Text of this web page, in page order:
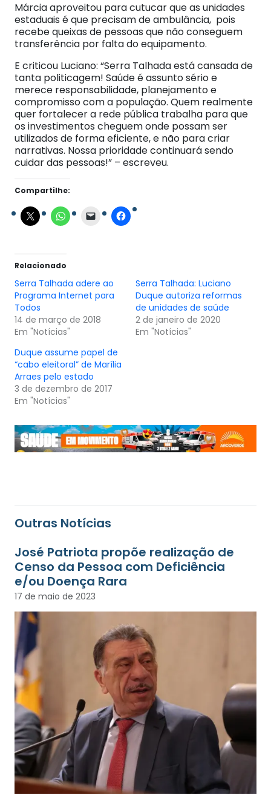
Márcia aproveitou para cutucar que as unidades
estaduais é que precisam de ambulância, pois
recebe queixas de pessoas que não conseguem
transferência por falta do equipamento.
E criticou Luciano: “Serra Talhada está cansada de
tanta politicagem! Saúde é assunto sério e
merece responsabilidade, planejamento e
compromisso com a população. Quem realmente
quer fortalecer a rede pública trabalha para que
os investimentos cheguem onde possam ser
utilizados de forma eficiente, e não para criar
narrativas. Nossa prioridade continuará sendo
cuidar das pessoas!” – escreveu.
Compartilhe:
Relacionado
Serra Talhada adere ao
Programa Internet para
Todos
14 de março de 2018
Em "Notícias"
Serra Talhada: Luciano
Duque autoriza reformas
de unidades de saúde
2 de janeiro de 2020
Em "Notícias"
Duque assume papel de
“cabo eleitoral” de Marília
Arraes pelo estado
3 de dezembro de 2017
Em "Notícias"
Outras Notícias
José Patriota propõe realização de
Censo da Pessoa com Deficiência
e/ou Doença Rara
17 de maio de 2023